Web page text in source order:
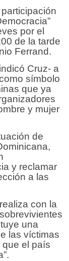
por el
de la tarde
Ferrand.
Cruz- a
símbolo
que ya
y mujer
de
y reclamar
a las
con la
una
las víctimas
que el país